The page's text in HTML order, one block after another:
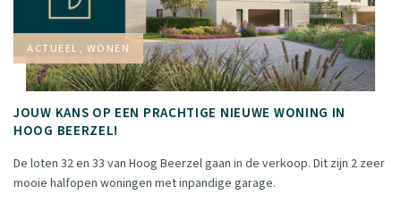
ACTUEEL, WONEN
JOUW KANS OP EEN PRACHTIGE NIEUWE WONING IN
HOOG BEERZEL!
De loten 32 en 33 van Hoog Beerzel gaan in de verkoop. Dit zijn 2 zeer
mooie halfopen woningen met inpandige garage.